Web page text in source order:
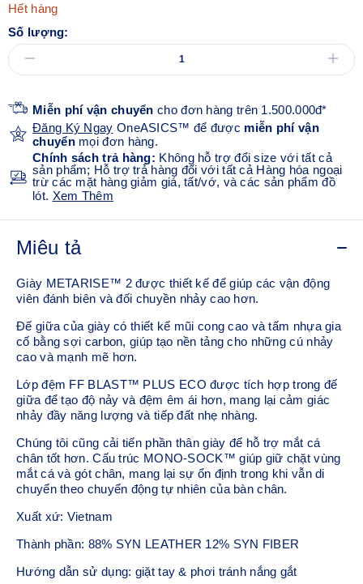
Hết hàng
Số lượng:
Miễn phí vận chuyển cho đơn hàng trên 1.500.000đ*
Đăng Ký Ngay OneASICS™ để được miễn phí vận
chuyểnmọi đơn hàng.
Chính sách trả hàng: Không hỗ trợ đổi size với tất cả
sản phẩm; Hỗ trợ trả hàng đối với tất cả Hàng hóa ngoại
trừ các mặt hàng giảm giá, tất/vớ, và các sản phẩm đồ
lót. Xem Thêm
Miêu tả
Giày METARISE™ 2 được thiết kế để giúp các vận động
viên đánh biên và đối chuyền nhảy cao hơn.
Đế giữa của giày có thiết kế mũi cong cao và tấm nhựa gia
cố bằng sợi carbon, giúp tạo nền tảng cho những cú nhảy
cao và mạnh mẽ hơn.
Lớp đệm FF BLAST™ PLUS ECO được tích hợp trong đế
giữa để tạo độ nảy và đệm êm ái hơn, mang lại cảm giác
nhảy đầy năng lượng và tiếp đất nhẹ nhàng.
Chúng tôi cũng cải tiến phần thân giày để hỗ trợ mắt cá
chân tốt hơn. Cấu trúc MONO-SOCK™ giúp giữ chặt vùng
mắt cá và gót chân, mang lại sự ổn định trong khi vẫn di
chuyển theo chuyển động tự nhiên của bàn chân.
Xuất xứ: Vietnam
Thành phần: 88% SYN LEATHER 12% SYN FIBER
Hướng dẫn sử dụng: giặt tay & phơi tránh nắng gắt